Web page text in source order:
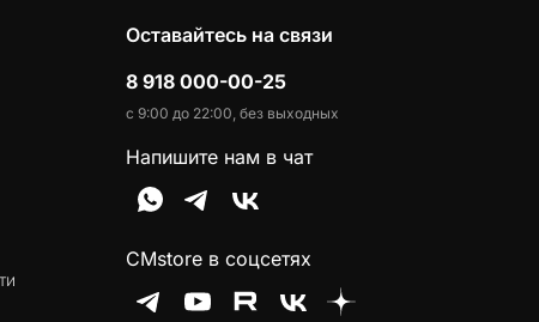
Оставайтесь на связи
8 918 000-00-25
с 9:00 до 22:00, без выходных
Напишите нам в чат
CMstore в соцсетях